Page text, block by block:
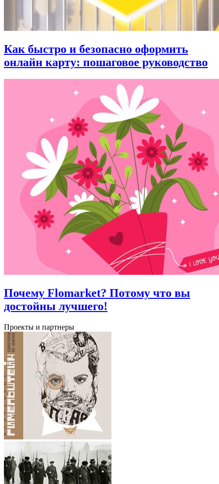
Как быстро и безопасно оформить
онлайн карту: пошаговое руководство
Почему Flomarket? Потому что вы
достойны лучшего!
Проекты и партнеры